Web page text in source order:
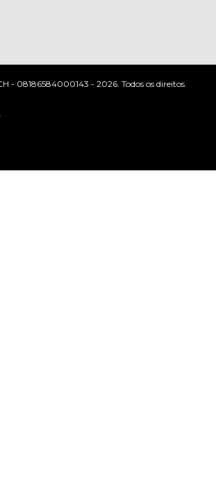
- 08186584000143 - 2026. Todos os direitos